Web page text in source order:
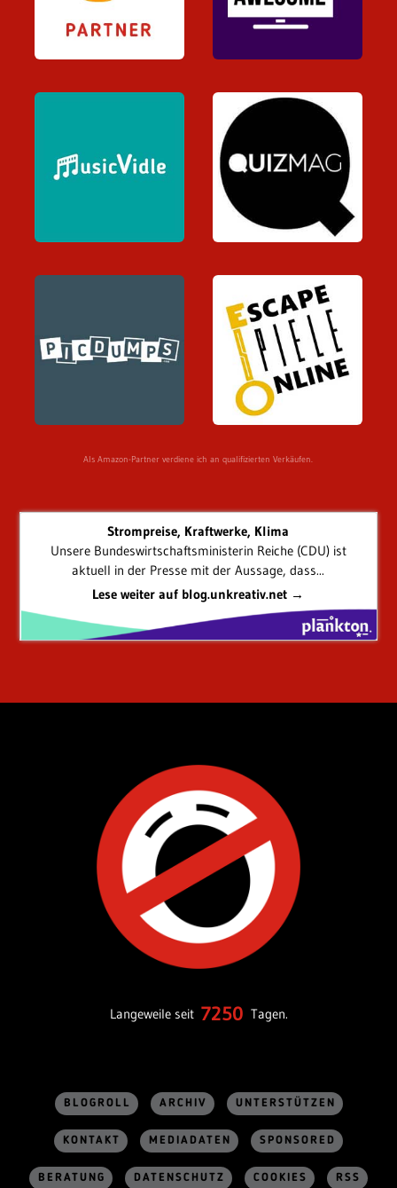
Als Amazon-Partner verdiene ich an qualifizierten Verkäufen.
Strompreise, Kraftwerke, Klima
Unsere Bundeswirtschaftsministerin Reiche (CDU) ist
aktuell in der Presse mit der Aussage, dass...
Lese weiter auf blog.unkreativ.net →
Langeweile seit 7250 Tagen.
BLOGROLL ARCHIV UNTERSTÜTZEN
KONTAKT MEDIADATEN SPONSORED
BERATUNG DATENSCHUTZ COOKIES RSS